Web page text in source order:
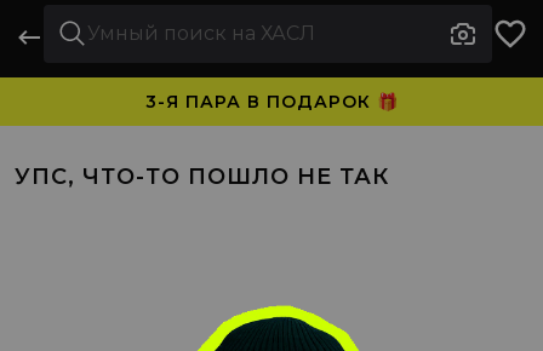
3-Я ПАРА В ПОДАРОК 🎁
УПС, ЧТО-ТО ПОШЛО НЕ ТАК